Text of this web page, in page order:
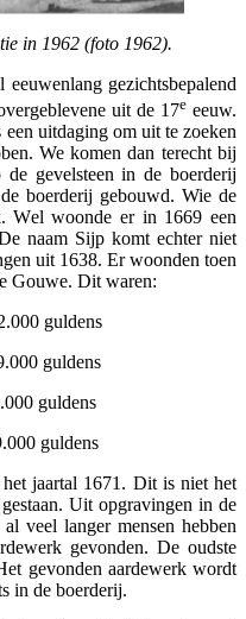
in 1962 (foto 1962).
gezichtsbepalend
uit de 17e eeuw.
uitdaging om uit te zoeken
We komen dan terecht bij
gevelsteen in de boerderij
boerderij gebouwd. Wie de
Wel woonde er in 1669 een
naam Sijp komt echter niet
uit 1638. Er woonden toen
Gouwe. Dit waren:
guldens
guldens
het jaartal 1671. Dit is niet het
Uit opgravingen in de
veel langer mensen hebben
gevonden. De oudste
gevonden aardewerk wordt
in de boerderij.